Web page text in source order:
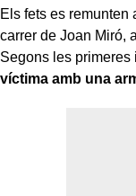
Els fets es remunten
carrer de Joan Miró,
Segons les primeres
víctima amb una